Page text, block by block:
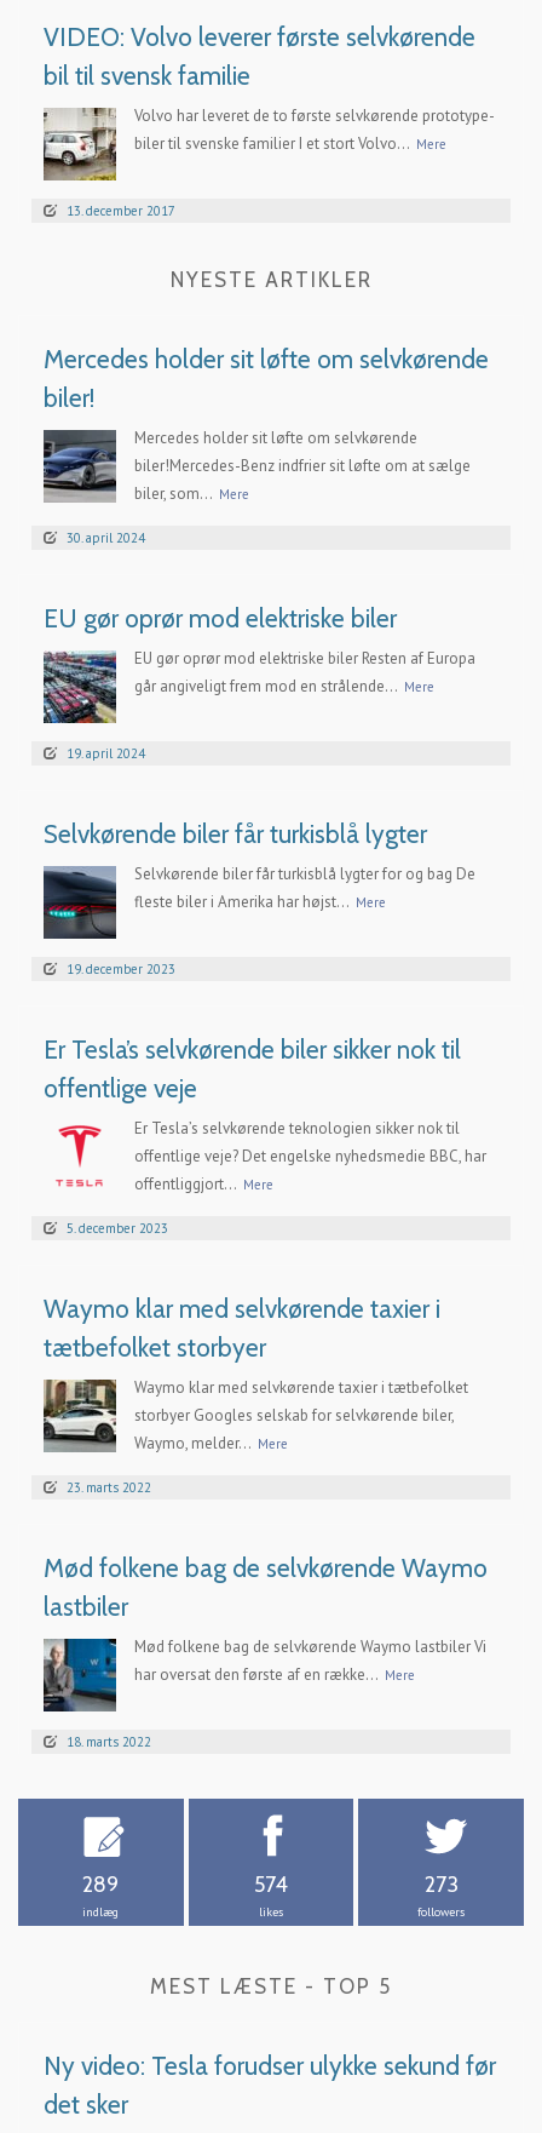
VIDEO: Volvo leverer første selvkørende
bil til svensk familie
Volvo har leveret de to første selvkørende prototype-
biler til svenske familier I et stort Volvo... Mere
13. december 2017
NYESTE ARTIKLER
Mercedes holder sit løfte om selvkørende
biler!
Mercedes holder sit løfte om selvkørende
biler!Mercedes-Benz indfrier sit løfte om at sælge
biler, som... Mere
30. april 2024
EU gør oprør mod elektriske biler
EU gør oprør mod elektriske biler Resten af Europa
går angiveligt frem mod en strålende... Mere
19. april 2024
Selvkørende biler får turkisblå lygter
Selvkørende biler får turkisblå lygter for og bag De
fleste biler i Amerika har højst... Mere
19. december 2023
Er Tesla’s selvkørende biler sikker nok til
offentlige veje
Er Tesla’s selvkørende teknologien sikker nok til
offentlige veje? Det engelske nyhedsmedie BBC, har
offentliggjort... Mere
5. december 2023
Waymo klar med selvkørende taxier i
tætbefolket storbyer
Waymo klar med selvkørende taxier i tætbefolket
storbyer Googles selskab for selvkørende biler,
Waymo, melder... Mere
23. marts 2022
Mød folkene bag de selvkørende Waymo
lastbiler
Mød folkene bag de selvkørende Waymo lastbiler Vi
har oversat den første af en række... Mere
18. marts 2022
289
indlæg
574
likes
273
followers
MEST LÆSTE - TOP 5
Ny video: Tesla forudser ulykke sekund før
det sker